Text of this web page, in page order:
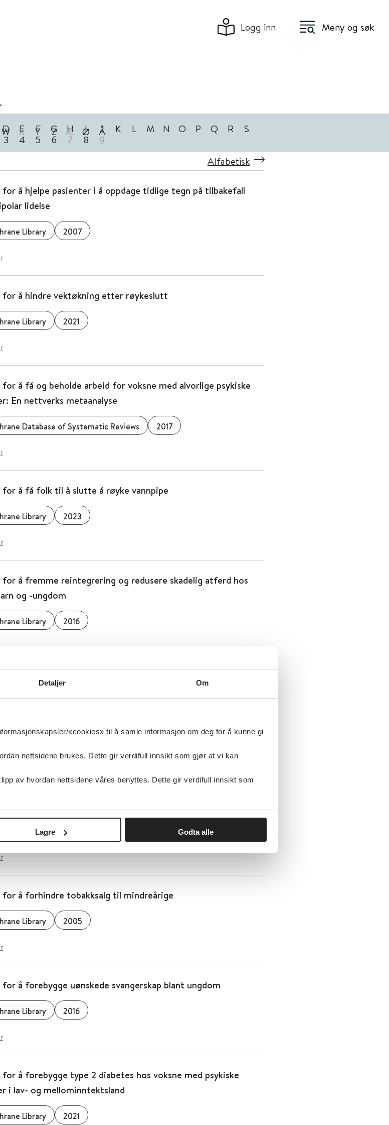
Detaljer Om
«cookies» til å samle informasjon om deg for å kunne gi
nettsidene brukes. Dette gir verdifull innsikt som gjør at vi kan
av hvordan nettsidene våres benyttes. Dette gir verdifull innsikt som
Lagre Godta alle
Logg inn Meny og søk
D E F G H I J K L M N O P Q R S
W X Y Z Æ Ø Å
3 4 5 6 7 8 9
Alfabetisk
å hjelpe pasienter i å oppdage tidlige tegn på tilbakefall
lidelse
Library 2007
for å hindre vektøkning etter røykeslutt
Library 2021
å få og beholde arbeid for voksne med alvorlige psykiske
En nettverks metaanalyse
Database of Systematic Reviews 2017
for å få folk til å slutte å røyke vannpipe
Library 2023
å fremme reintegrering og redusere skadelig atferd hos
og -ungdom
Library 2016
for å fremme psykisk helse og reintegrering av arbeidsledige:
oversikt
Public Health & Surveillance 2025
Oncologica 2023
for å forhindre tobakksalg til mindreårige
Library 2005
å forebygge uønskede svangerskap blant ungdom
Library 2016
å forebygge type 2 diabetes hos voksne med psykiske
i lav- og mellominntektsland
Library 2021